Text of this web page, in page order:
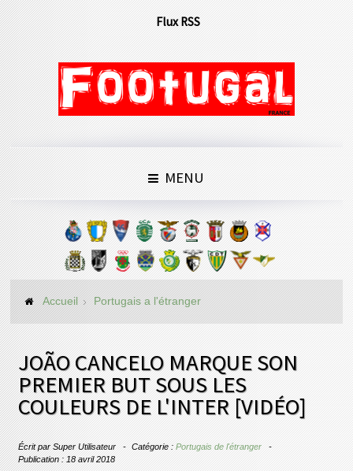
Flux RSS
MENU
Accueil Portugais a l'étranger
JOÃO CANCELO MARQUE SON
PREMIER BUT SOUS LES
COULEURS DE L'INTER [VIDÉO]
Écrit parSuper Utilisateur Catégorie :Portugais de l'étranger
Publication : 18 avril 2018